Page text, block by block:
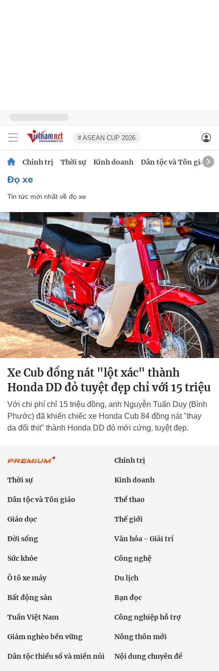
# ASEAN CUP 2026
Chính trị Thời sự Kinh doanh Dân tộc và Tôn giáo
đọ xe
Tin tức mới nhất về đọ xe
Xe Cub đồng nát "lột xác" thành
Honda DD đỏ tuyệt đẹp chỉ với 15 triệu
Với chi phí chỉ 15 triệu đồng, anh Nguyễn Tuấn Duy (Bình
Phước) đã khiến chiếc xe Honda Cub 84 đồng nát "thay
da đổi thịt" thành Honda DD đỏ mới cứng, tuyệt đẹp.
Chính trị
Thời sự Kinh doanh
Dân tộc và Tôn giáo Thể thao
Giáo dục Thế giới
Đời sống Văn hóa - Giải trí
Sức khỏe Công nghệ
Ô tô xe máy Du lịch
Bất động sản Bạn đọc
Tuần Việt Nam Công nghiệp hỗ trợ
Giảm nghèo bền vững Nông thôn mới
Dân tộc thiểu số và miền núi Nội dung chuyên đề